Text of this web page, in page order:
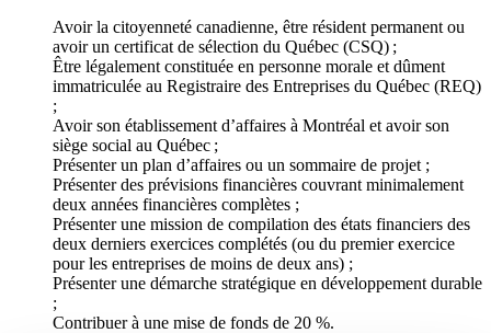
Avoir la citoyenneté canadienne, être résident permanent ou
avoir un certificat de sélection du Québec (CSQ) ;
Être légalement constituée en personne morale et dûment
immatriculée au Registraire des Entreprises du Québec (REQ)
;
Avoir son établissement d’affaires à Montréal et avoir son
siège social au Québec ;
Présenter un plan d’affaires ou un sommaire de projet ;
Présenter des prévisions financières couvrant minimalement
deux années financières complètes ;
Présenter une mission de compilation des états financiers des
deux derniers exercices complétés (ou du premier exercice
pour les entreprises de moins de deux ans) ;
Présenter une démarche stratégique en développement durable
;
Contribuer à une mise de fonds de 20 %.